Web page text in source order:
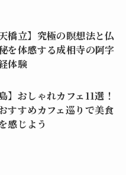
天橋立】究極の瞑想法と仏
を体感する成相寺の阿字
体験
】おしゃれカフェ11選！
すすめカフェ巡りで美食
感じよう